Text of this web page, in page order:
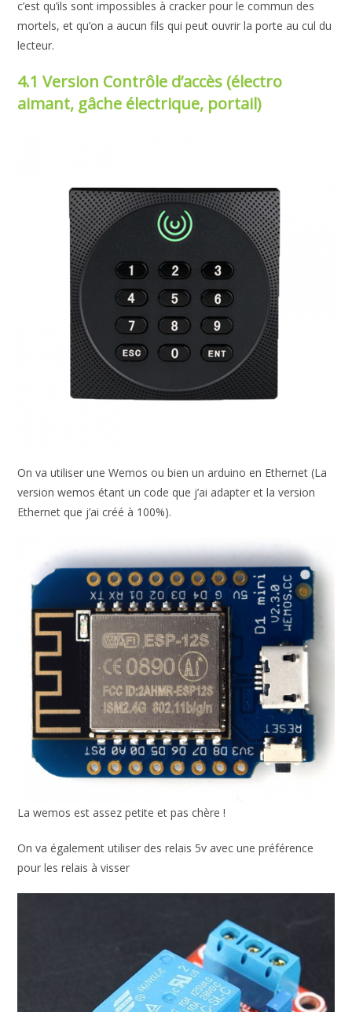
c’est qu’ils sont impossibles à cracker pour le commun des
mortels, et qu’on a aucun fils qui peut ouvrir la porte au cul du
lecteur.
4.1 Version Contrôle d’accès (électro
aimant, gâche électrique, portail)
On va utiliser une Wemos ou bien un arduino en Ethernet (La
version wemos étant un code que j’ai adapter et la version
Ethernet que j’ai créé à 100%).
La wemos est assez petite et pas chère !
On va également utiliser des relais 5v avec une préférence
pour les relais à visser